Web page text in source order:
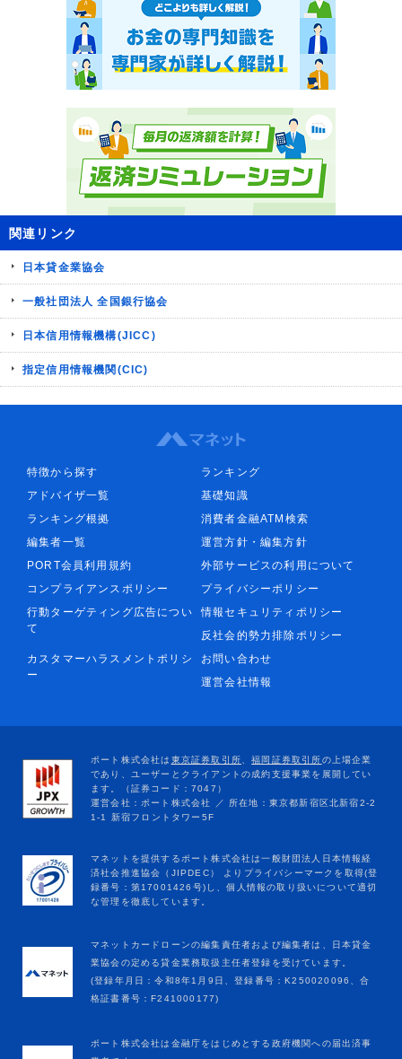
関連リンク
日本貸金業協会
一般社団法人 全国銀行協会
日本信用情報機構(JICC)
指定信用情報機関(CIC)
特徴から探す
ランキング
アドバイザ一覧
基礎知識
ランキング根拠
消費者金融ATM検索
編集者一覧
運営方針・編集方針
PORT会員利用規約
外部サービスの利用について
コンプライアンスポリシー
プライバシーポリシー
行動ターゲティング広告につい
て
情報セキュリティポリシー
反社会的勢力排除ポリシー
カスタマーハラスメントポリシ
ー
お問い合わせ
運営会社情報
マネットカードローンの編集責任者および編集者は、日本貸金
業協会の定める貸金業務取扱主任者登録を受けています。
(登録年月日：令和8年1月9日、登録番号：K250020096、合
格証書番号：F241000177)
ポート株式会社は金融庁をはじめとする政府機関への届出済事